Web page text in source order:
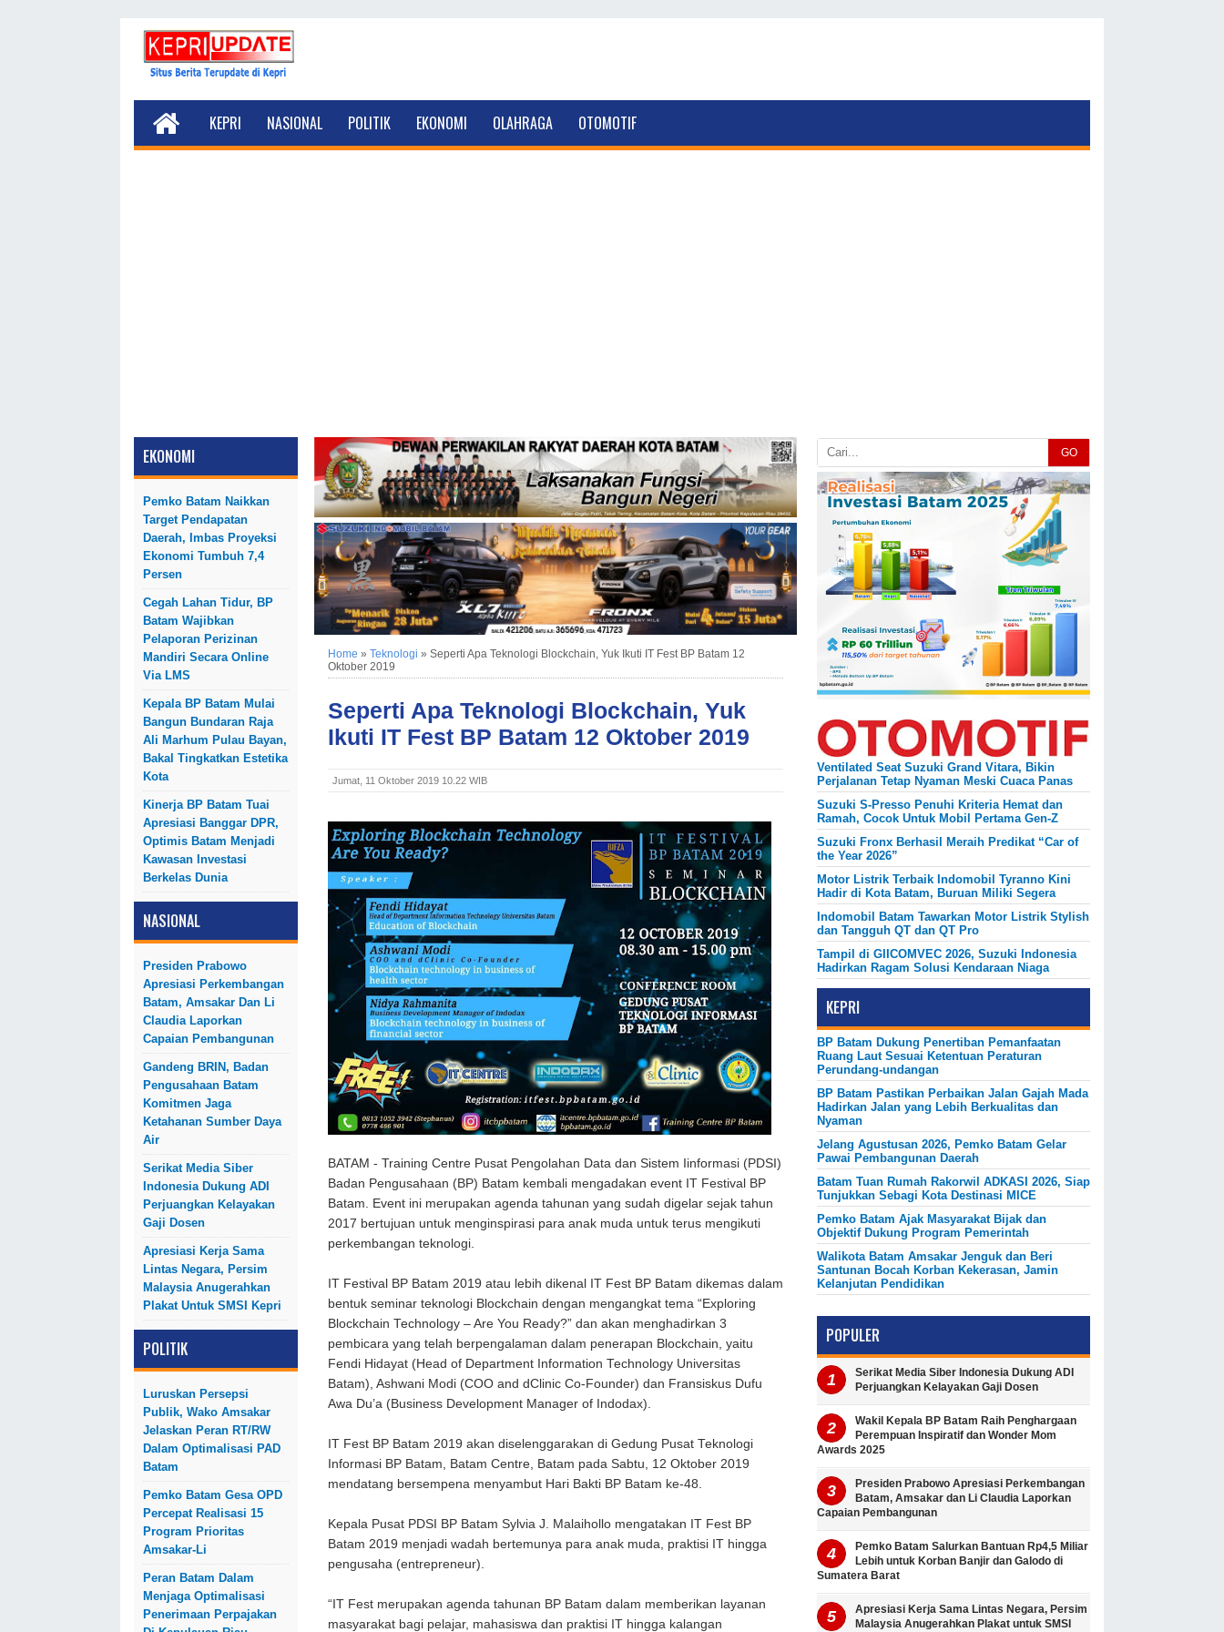
KEPRI NASIONAL POLITIK EKONOMI OLAHRAGA OTOMOTIF
EKONOMI
Pemko Batam Naikkan
Target Pendapatan
Daerah, Imbas Proyeksi
Ekonomi Tumbuh 7,4
Persen
Cegah Lahan Tidur, BP
Batam Wajibkan
Pelaporan Perizinan
Mandiri Secara Online
Via LMS
Kepala BP Batam Mulai
Bangun Bundaran Raja
Ali Marhum Pulau Bayan,
Bakal Tingkatkan Estetika
Kota
Kinerja BP Batam Tuai
Apresiasi Banggar DPR,
Optimis Batam Menjadi
Kawasan Investasi
Berkelas Dunia
NASIONAL
Presiden Prabowo
Apresiasi Perkembangan
Batam, Amsakar Dan Li
Claudia Laporkan
Capaian Pembangunan
Gandeng BRIN, Badan
Pengusahaan Batam
Komitmen Jaga
Ketahanan Sumber Daya
Air
Serikat Media Siber
Indonesia Dukung ADI
Perjuangkan Kelayakan
Gaji Dosen
Apresiasi Kerja Sama
Lintas Negara, Persim
Malaysia Anugerahkan
Plakat Untuk SMSI Kepri
POLITIK
Luruskan Persepsi
Publik, Wako Amsakar
Jelaskan Peran RT/RW
Dalam Optimalisasi PAD
Batam
Pemko Batam Gesa OPD
Percepat Realisasi 15
Program Prioritas
Amsakar-Li
Peran Batam Dalam
Menjaga Optimalisasi
Penerimaan Perpajakan
Home » Teknologi » Seperti Apa Teknologi Blockchain, Yuk Ikuti IT Fest BP Batam 12
Oktober 2019
Seperti Apa Teknologi Blockchain, Yuk
Ikuti IT Fest BP Batam 12 Oktober 2019
Jumat, 11 Oktober 2019 10.22 WIB
BATAM - Training Centre Pusat Pengolahan Data dan Sistem Iinformasi (PDSI)
Badan Pengusahaan (BP) Batam kembali mengadakan event IT Festival BP
Batam. Event ini merupakan agenda tahunan yang sudah digelar sejak tahun
2017 bertujuan untuk menginspirasi para anak muda untuk terus mengikuti
perkembangan teknologi.
IT Festival BP Batam 2019 atau lebih dikenal IT Fest BP Batam dikemas dalam
bentuk seminar teknologi Blockchain dengan mengangkat tema “Exploring
Blockchain Technology – Are You Ready?” dan akan menghadirkan 3
pembicara yang telah berpengalaman dalam penerapan Blockchain, yaitu
Fendi Hidayat (Head of Department Information Technology Universitas
Batam), Ashwani Modi (COO and dClinic Co-Founder) dan Fransiskus Dufu
Awa Du’a (Business Development Manager of Indodax).
IT Fest BP Batam 2019 akan diselenggarakan di Gedung Pusat Teknologi
Informasi BP Batam, Batam Centre, Batam pada Sabtu, 12 Oktober 2019
mendatang bersempena menyambut Hari Bakti BP Batam ke-48.
Kepala Pusat PDSI BP Batam Sylvia J. Malaihollo mengatakan IT Fest BP
Batam 2019 menjadi wadah bertemunya para anak muda, praktisi IT hingga
pengusaha (entrepreneur).
“IT Fest merupakan agenda tahunan BP Batam dalam memberikan layanan
masyarakat bagi pelajar, mahasiswa dan praktisi IT hingga kalangan
GO
Ventilated Seat Suzuki Grand Vitara, Bikin
Perjalanan Tetap Nyaman Meski Cuaca Panas
Suzuki S-Presso Penuhi Kriteria Hemat dan
Ramah, Cocok Untuk Mobil Pertama Gen-Z
Suzuki Fronx Berhasil Meraih Predikat “Car of
the Year 2026”
Motor Listrik Terbaik Indomobil Tyranno Kini
Hadir di Kota Batam, Buruan Miliki Segera
Indomobil Batam Tawarkan Motor Listrik Stylish
dan Tangguh QT dan QT Pro
Tampil di GIICOMVEC 2026, Suzuki Indonesia
Hadirkan Ragam Solusi Kendaraan Niaga
KEPRI
BP Batam Dukung Penertiban Pemanfaatan
Ruang Laut Sesuai Ketentuan Peraturan
Perundang-undangan
BP Batam Pastikan Perbaikan Jalan Gajah Mada
Hadirkan Jalan yang Lebih Berkualitas dan
Nyaman
Jelang Agustusan 2026, Pemko Batam Gelar
Pawai Pembangunan Daerah
Batam Tuan Rumah Rakorwil ADKASI 2026, Siap
Tunjukkan Sebagi Kota Destinasi MICE
Pemko Batam Ajak Masyarakat Bijak dan
Objektif Dukung Program Pemerintah
Walikota Batam Amsakar Jenguk dan Beri
Santunan Bocah Korban Kekerasan, Jamin
Kelanjutan Pendidikan
POPULER
Serikat Media Siber Indonesia Dukung ADI
Perjuangkan Kelayakan Gaji Dosen
Wakil Kepala BP Batam Raih Penghargaan
Perempuan Inspiratif dan Wonder Mom
Awards 2025
Presiden Prabowo Apresiasi Perkembangan
Batam, Amsakar dan Li Claudia Laporkan
Capaian Pembangunan
Pemko Batam Salurkan Bantuan Rp4,5 Miliar
Lebih untuk Korban Banjir dan Galodo di
Sumatera Barat
Apresiasi Kerja Sama Lintas Negara, Persim
Malaysia Anugerahkan Plakat untuk SMSI